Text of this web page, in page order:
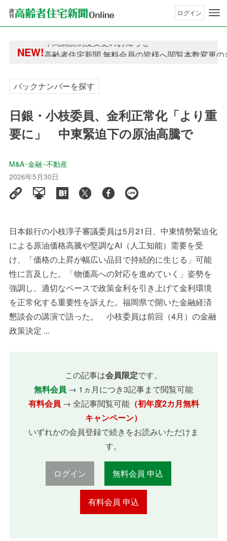
ログイン
NEW!高齢者住宅新聞 無料会員の皆様へ閲覧本数変更
高齢者住宅新聞 無料会員の皆様へ閲覧本数変更
バックナンバーを探す
日銀・小枝委員、金利正常化「より重
要に」 中東緊迫下の原油高騰で
M&A･金融･不動産
2026年5月30日
日本銀行の小枝淳子審議委員は5月21日、中東情勢緊迫化
による原油価格高騰や堅調なAI（人工知能）需要を受
け、「価格の上昇が幅広い品目で持続的に生じる」可能
性に言及した。「物価高への対応を進めていく」姿勢を
強調し、適切なペースで政策金利を引き上げて金利環境
を正常化する重要性を訴えた。福岡県で開いた金融経済
懇談会の講演で語った。 小枝委員は前回（4月）の金融
政策決定 ...
この記事は会員限定です。
無料会員 → 1ヵ月につき3記事まで閲覧可能
有料会員 → 全記事閲覧可能（初年度2カ月無料
キャンペーン）
いずれかの会員登録で続きをお読みいただけま
す。
ログイン 無料会員 申込
有料会員 申込